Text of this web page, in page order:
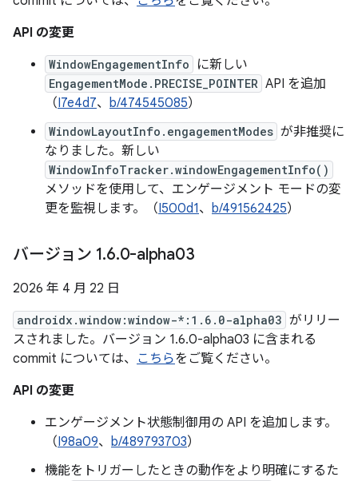
API の変更
WindowEngagementInfo に新しい
EngagementMode.PRECISE_POINTER API を追加
（I7e4d7、 b/474545085）
WindowLayoutInfo.engagementModes が非推奨に
なりました。新しい
WindowInfoTracker.windowEngagementInfo()
メソッドを使用して、エンゲージメント モードの変
更を監視します。（I500d1、 b/491562425）
バージョン 1.6.0-alpha03
2026 年 4 月 22 日
androidx.window:window-*:1.6.0-alpha03 がリリー
スされました。バージョン 1.6.0-alpha03 に含まれる
commit については、 こちらをご覧ください。
API の変更
エンゲージメント状態制御用の API を追加します。
（I98a09、 b/489793703）
機能をトリガーしたときの動作をより明確にするた